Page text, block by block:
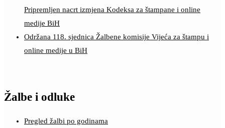
Pripremljen nacrt izmjena Kodeksa za štampane i online
medije BiH
Održana 118. sjednica Žalbene komisije Vijeća za štampu i
online medije u BiH
Žalbe i odluke
Pregled žalbi po godinama